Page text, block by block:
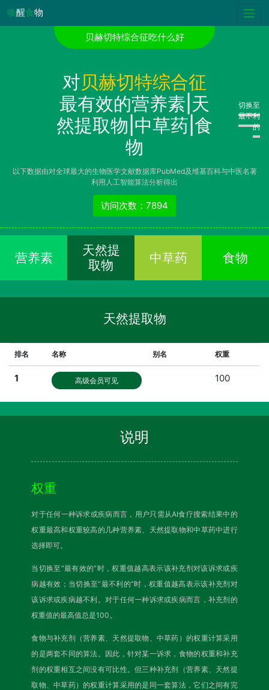
唤醒食物
贝赫切特综合征吃什么好
对贝赫切特综合征
最有效的营养素|天
然提取物|中草药|食
物
切换至
最不利
的
以下数据由对全球最大的生物医学文献数据库PubMed及维基百科与中医名著
利用人工智能算法分析得出
访问次数：7894
营养素
天然提
取物
中草药 食物
天然提取物
排名 名称 别名 权重
1 高级会员可见 100
说明
权重
对于任何一种诉求或疾病而言，用户只需从AI食疗搜索结果中的
权重最高和权重较高的几种营养素、天然提取物和中草药中进行
选择即可。
当切换至“最有效的”时，权重值越高表示该补充剂对该诉求或疾
病越有效；当切换至“最不利的”时，权重值越高表示该补充剂对
该诉求或疾病越不利。对于任何一种诉求或疾病而言，补充剂的
权重值的最高值总是100。
食物与补充剂（营养素、天然提取物、中草药）的权重计算采用
的是两套不同的算法。因此，针对某一诉求，食物的权重和补充
剂的权重相互之间没有可比性。但三种补充剂（营养素、天然提
取物、中草药）的权重计算采用的是同一套算法，它们之间有完